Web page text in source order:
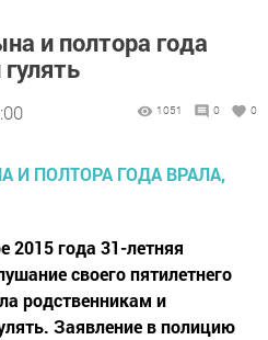
и полтора года
1051 0 0
2015 года 31-летняя
своего пятилетнего
родственникам и
Заявление в полицию